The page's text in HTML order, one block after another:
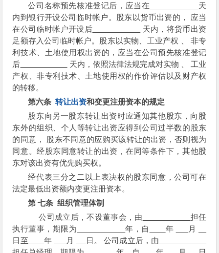
公司名称预先核准登记后，应当在
天
内到银行开设公司临时帐户。股东以货币出资的， 应当
在公司临时帐户开设后
天内，将货币出资
足额存入公司临时帐户。股东以实物、工业产权 、 非专
利技术、土地使用权出资的，应当在公司预先核准登记
后
天内，依照法律法规完成对实物 、 工业
产权、非专利技术、土地使用权的作价评估以及财产权
的转移。
第六条 转让出资和变更注册资本的规定
股东向另一股东转让出资时应通知其他股东，向股
东外的组织、个人等转让出资应得到公司过半数的股东
的同意， 股东不同意的应购买该转让的出资，否则视为
同意。经股东同意转让的出资，在同等条件下，其他股
东对该出资有优先购买权。
经代表三分之二以上表决权的股东同意，公司可在
法定最低出资额内变更注册资本。
第 七条 组织管理体制
公司成立后，不设董事会，由
担任
执行董事，期限为
年，自 年
月
日至
年 月
日。 公司成立后，由